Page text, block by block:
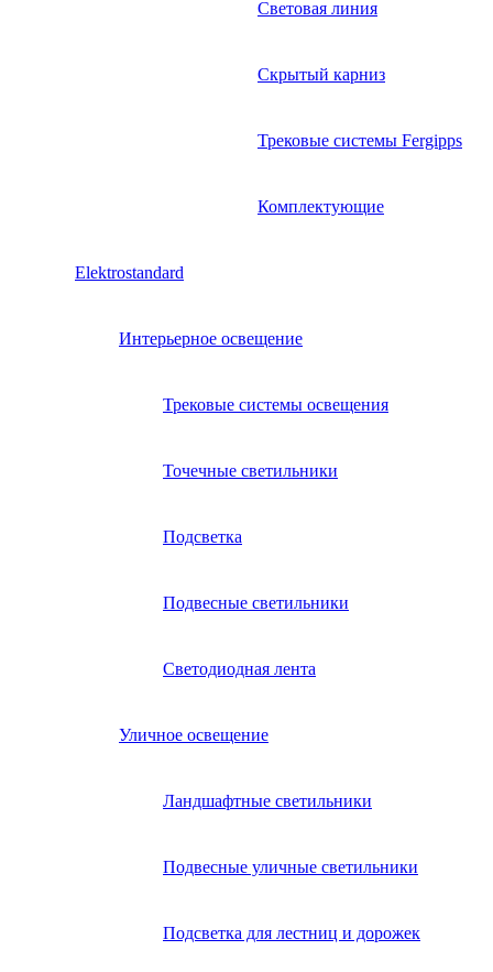
Световая линия
Скрытый карниз
Трековые системы Fergipps
Комплектующие
Elektrostandard
Интерьерное освещение
Трековые системы освещения
Точечные светильники
Подсветка
Подвесные светильники
Светодиодная лента
Уличное освещение
Ландшафтные светильники
Подвесные уличные светильники
Подсветка для лестниц и дорожек